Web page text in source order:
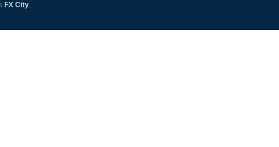
FX City.